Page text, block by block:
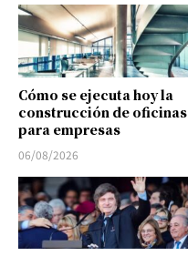
Cómo se ejecuta hoy la
construcción de oficinas
para empresas
06/08/2026